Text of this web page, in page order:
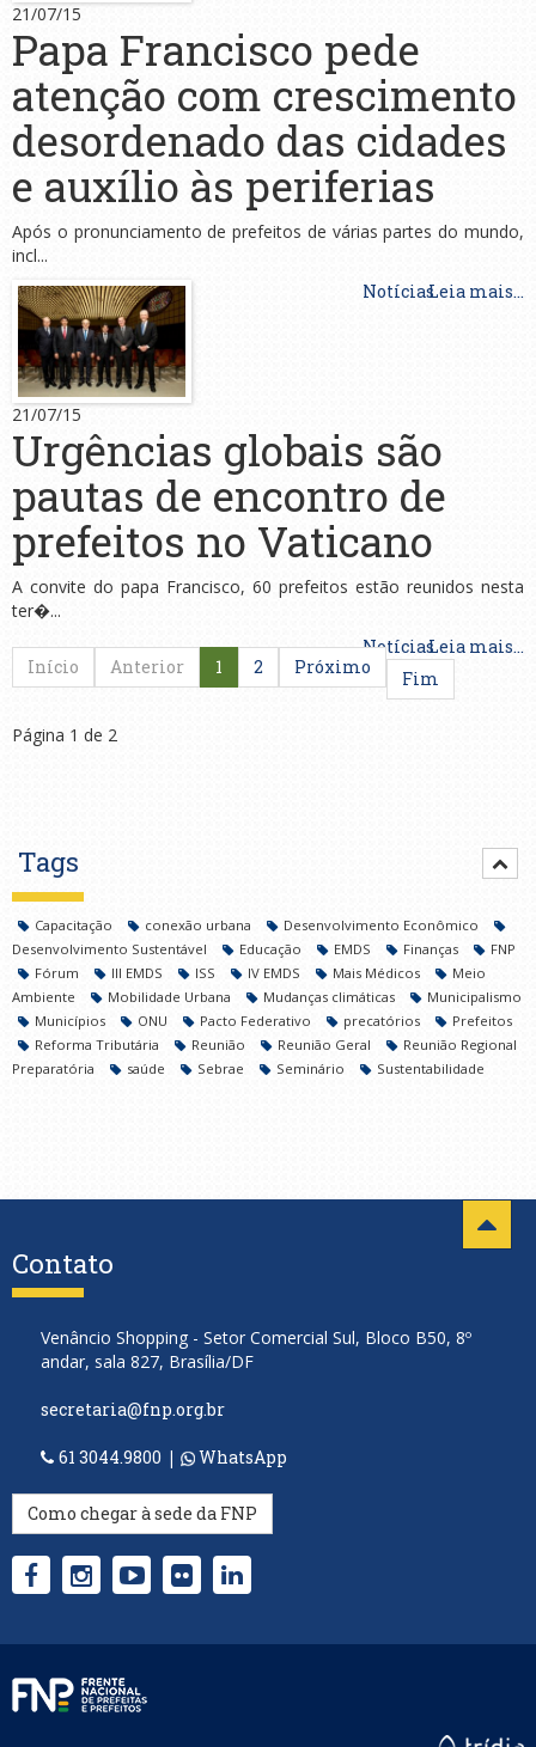
21/07/15
Papa Francisco pede
atenção com crescimento
desordenado das cidades
e auxílio às periferias
Após o pronunciamento de prefeitos de várias partes do mundo,
incl...
NotíciasLeia mais...
21/07/15
Urgências globais são
pautas de encontro de
prefeitos no Vaticano
A convite do papa Francisco, 60 prefeitos estão reunidos nesta
ter�...
NotíciasLeia mais...
Início
Anterior 1 2 Próximo
Fim
Página 1 de 2
Tags
Capacitação conexão urbana
Desenvolvimento Econômico
Desenvolvimento Sustentável
Educação EMDS Finanças
FNP
Fórum
III EMDS ISS IV EMDS Mais Médicos
Meio
Ambiente
Mobilidade Urbana Mudanças climáticas
Municipalismo
Municípios
ONU Pacto Federativo precatórios
Prefeitos
Reforma Tributária
Reunião Reunião Geral
Reunião Regional
Preparatória
saúde Sebrae Seminário Sustentabilidade
Contato
Venâncio Shopping - Setor Comercial Sul, Bloco B50, 8º
andar, sala 827, Brasília/DF
secretaria@fnp.org.br
61 3044.9800 | WhatsApp
Como chegar à sede da FNP